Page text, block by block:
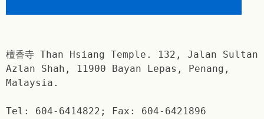
檀香寺 Than Hsiang Temple. 132, Jalan Sultan
Azlan Shah, 11900 Bayan Lepas, Penang,
Malaysia.
Tel: 604-6414822; Fax: 604-6421896